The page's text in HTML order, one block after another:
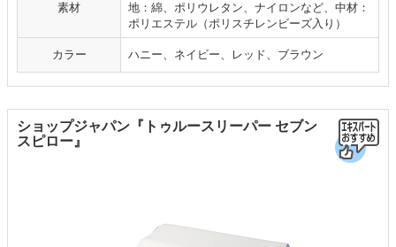
素材
地：綿、ポリウレタン、ナイロンなど、中材：
ポリエステル（ポリスチレンビーズ入り）
カラー ハニー、ネイビー、レッド、ブラウン
ショップジャパン『トゥルースリーパー セブン
スピロー』